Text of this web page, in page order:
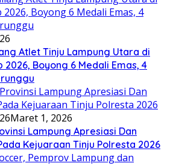
Atlet Tinju Lampung Utara di
2026, Boyong 6 Medali Emas, 4
Maret 1, 2026
Lampung Apresiasi Dan
Kejuaraan Tinju Polresta 2026